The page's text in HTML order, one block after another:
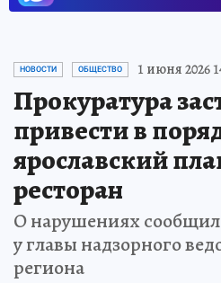
НОВОСТИ ОБЩЕСТВО 1 июня 2026
Прокуратура
привести в
ярославский
ресторан
О нарушениях
у главы надзорного
региона